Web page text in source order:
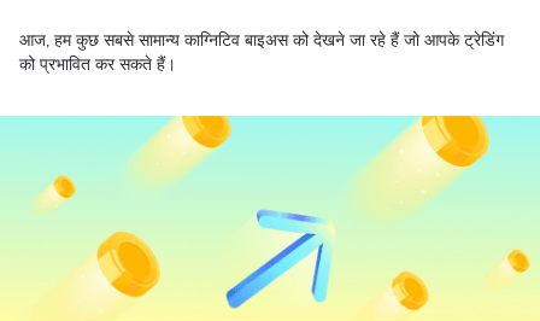
आज, हम कुछ सबसे सामान्य काग्निटिव बाइअस को देखने जा रहे हैं जो आपके ट्रेडिंग
को प्रभावित कर सकते हैं।